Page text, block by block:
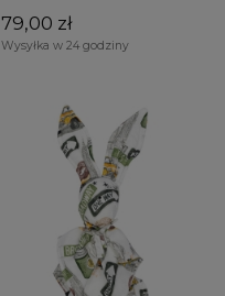
79,00 zł
Wysyłka w 24 godziny